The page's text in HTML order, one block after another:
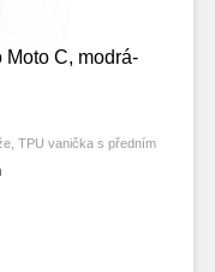
C, modrá-
TPU vanička s předním
pomocí magnetu
Pouzdra pro jiný model